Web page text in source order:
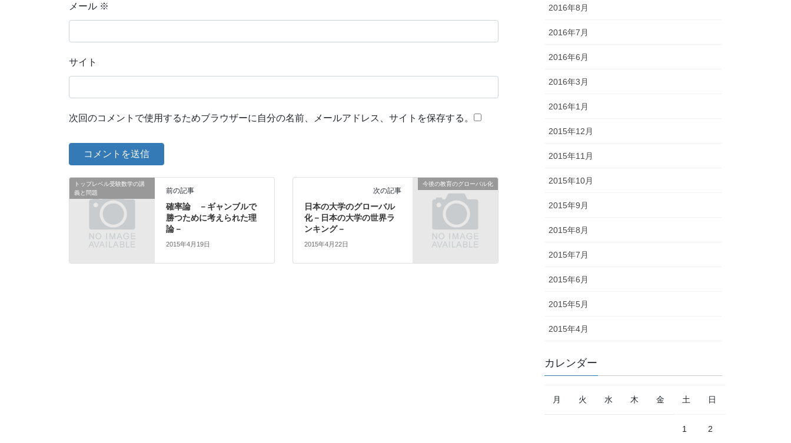
メール ※
サイト
次回のコメントで使用するためブラウザーに自分の名前、メールアドレス、サイトを保存する。
トップレベル受験数学の講
義と問題
前の記事
確率論 －ギャンブルで
勝つために考えられた理
論－
2015年4月19日
今後の教育のグローバル化
次の記事
日本の大学のグローバル
化－日本の大学の世界ラ
ンキング－
2015年4月22日
2016年8月
2016年7月
2016年6月
2016年3月
2016年1月
2015年12月
2015年11月
2015年10月
2015年9月
2015年8月
2015年7月
2015年6月
2015年5月
2015年4月
カレンダー
月 火 水 木 金 土 日
1 2